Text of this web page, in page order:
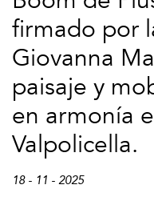
firmado por
Giovanna
paisaje y
en armonía
Valpolicella.
18 - 11 - 2025